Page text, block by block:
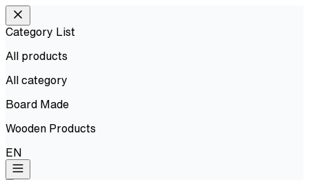
Category List
All products
All category
Board Made
Wooden Products
EN